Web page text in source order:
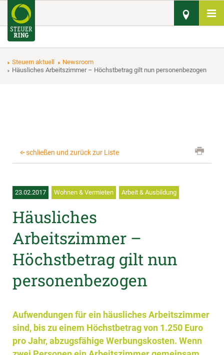
Steuern aktuell
Newsroom
Häusliches Arbeitszimmer – Höchstbetrag gilt nun personenbezogen
schließen und zurück zur Liste
23.02.2017 Wohnen & Vermieten Arbeit & Ausbildung
Häusliches
Arbeitszimmer –
Höchstbetrag gilt nun
personenbezogen
Aufwendungen für ein häusliches Arbeitszimmer
sind, bis zu einem Höchstbetrag von 1.250 Euro
pro Jahr, abzugsfähige Werbungskosten. Wenn